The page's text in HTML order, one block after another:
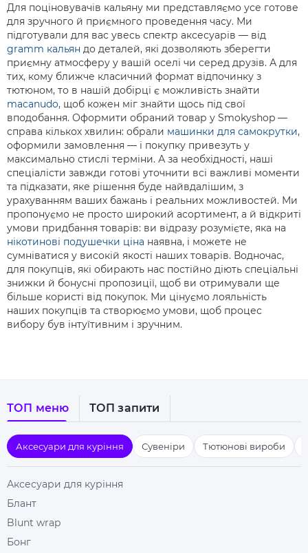
Для поціновувачів кальяну ми представляємо усе готове
для зручного й приємного проведення часу. Ми
підготували для вас увесь спектр аксесуарів — від
gramm кальян до деталей, які дозволяють зберегти
приємну атмосферу у вашій оселі чи серед друзів. А для
тих, кому ближче класичний формат відпочинку з
тютюном, то в нашій добірці є можливість знайти
macanudo, щоб кожен міг знайти щось під свої
вподобання. Оформити обраний товар у Smokyshop —
справа кількох хвилин: обрали машинки для самокрутки,
оформили замовлення — і покупку привезуть у
максимально стислі терміни. А за необхідності, наші
спеціалісти завжди готові уточнити всі важливі моменти
та підказати, яке рішення буде найвдалішим, з
урахуванням ваших бажань і реальних можливостей. Ми
пропонуємо не просто широкий асортимент, а й відкриті
умови придбання товарів: ви відразу розумієте, яка на
нікотинові подушечки ціна наявна, і можете не
сумніватися у високій якості наших товарів. Водночас,
для покупців, які обирають нас постійно діють спеціальні
знижки й бонусні пропозиції, щоб ви отримували ще
більше користі від покупок. Ми цінуємо лояльність
наших покупців та створюємо умови, щоб процес
вибору був інтуїтивним і зручним.
ТОП меню ТОП запити
Аксесуари для куріння Сувеніри Тютюнові вироби
Аксесуари для куріння
Блант
Blunt wrap
Бонг